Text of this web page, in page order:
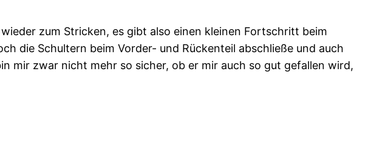
zum Stricken, es gibt also einen kleinen Fortschritt beim
die Schultern beim Vorder- und Rückenteil abschließe und auch
mir zwar nicht mehr so sicher, ob er mir auch so gut gefallen wird,